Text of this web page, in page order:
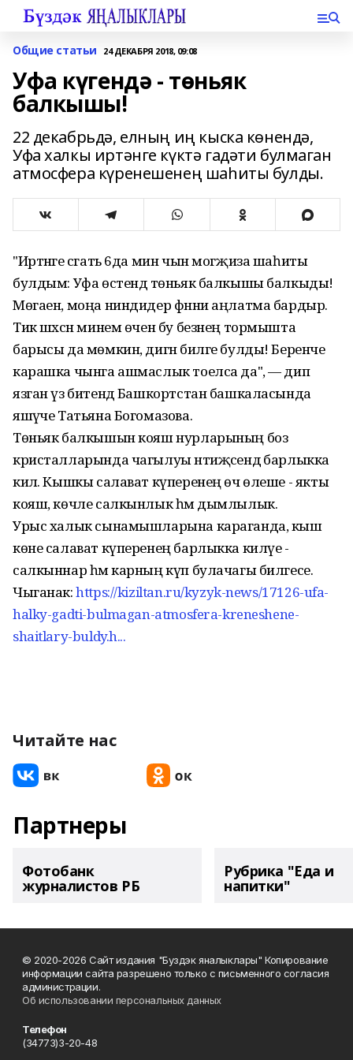
Общие статьи 24 ДЕКАБРЯ 2018, 09:08
Уфа күгендә - төньяк
балкышы!
22 декабрьдә, елның иң кыска көнендә,
Уфа халкы иртәнге күктә гадәти булмаган
атмосфера күренешенең шаһиты булды.
"Иртәнге сәгать 6да мин чын могҗиза шаһиты
булдым: Уфа өстендә төньяк балкышы балкыды!
Мөгаен, моңа ниндидер фәнни аңлатма бардыр.
Тик шәхсән минем өчен бу безнең тормышта
барысы да мөмкин, дигән билге булды! Беренче
карашка чынга ашмаслык тоелса да", — дип
язган үз битендә Башкортстан башкаласында
яшәүче Татьяна Богомазова.
Төньяк балкышын кояш нурларының боз
кристалларында чагылуы нәтиҗәсендә барлыкка
килә. Кышкы салават күперенең өч өлеше - якты
кояш, көчле салкынлык һәм дымлылык.
Урыс халык сынамышларына караганда, кыш
көне салават күперенең барлыкка килүе -
салкыннар һәм карның күп булачагы билгесе.
Чыганак:https://kiziltan.ru/kyzyk-news/17126-ufa-
halky-gadti-bulmagan-atmosfera-kreneshene-
shaitlary-buldy.h...
Читайте нас
Партнеры
Фотобанк
журналистов РБ
Рубрика "Еда и
напитки"
© 2020-2026 Сайт издания "Буздэк яналыклары" Копирование
информации сайта разрешено только с письменного согласия
администрации.
Об использовании персональных данных
Телефон
(34773)3-20-48